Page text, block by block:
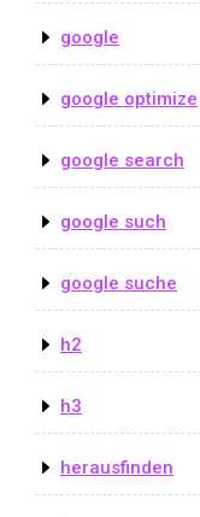
google
google optimize
google search
google such
google suche
h2
h3
herausfinden